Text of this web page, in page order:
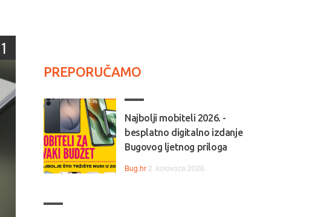
1
PREPORUČAMO
Najbolji mobiteli 2026. -
besplatno digitalno izdanje
Bugovog ljetnog priloga
Bug.hr 2. kolovoza 2026.